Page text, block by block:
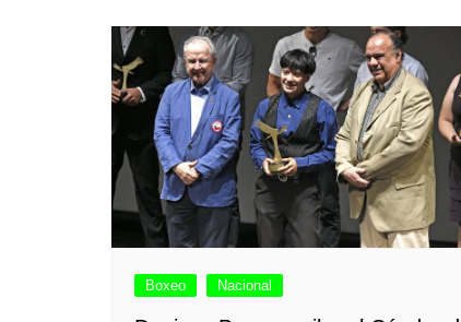
Boxeo Nacional